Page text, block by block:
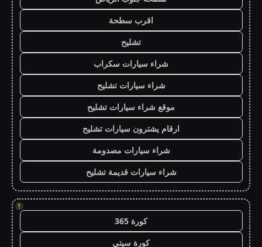
اقرب سطحة
تشليح
شراء سيارات سكراب
شراء سيارات تشليح
موقع شراء سيارات تشليح
ارقام يشترون سيارات تشليح
شراء سيارات مصدومة
شراء سيارات قديمة تشليح
!
كورة 365
كورة سيتي